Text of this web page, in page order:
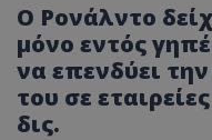
Ο Ρονάλντο
μόνο εντός
να επενδύει
του σε
δις.